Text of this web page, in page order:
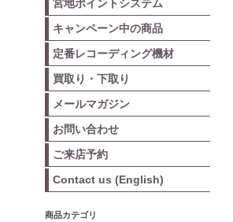
宮地ポイントシステム
キャンペーン中の商品
定番レコーディング機材
買取り・下取り
メールマガジン
お問い合わせ
ご来店予約
Contact us (English)
商品カテゴリ